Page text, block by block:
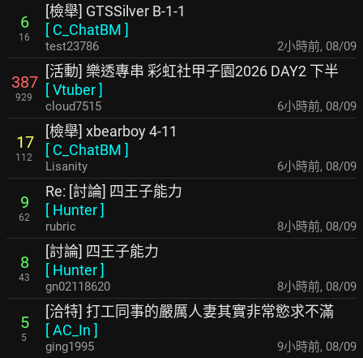
6
16
[檢舉] GTSSilver B-1-1
[ C_ChatBM ]
test23786 2小時前, 08/09
387
929
[活動] 樂透專串 彩虹社甲子園2026 DAY2 下半
[Vtuber]
cloud7515 6小時前, 08/09
17
112
[檢舉] xbearboy 4-11
[ C_ChatBM ]
Lisanity 6小時前, 08/09
9
62
Re: [討論] 四王子能力
[ Hunter]
rubric 8小時前, 08/09
8
43
[討論] 四王子能力
[ Hunter]
gn02118620 8小時前, 08/09
5
5
[洽特] 打工同事的嚴厲人妻其實非常慾求不滿
[AC_In ]
ging1995 9小時前, 08/09